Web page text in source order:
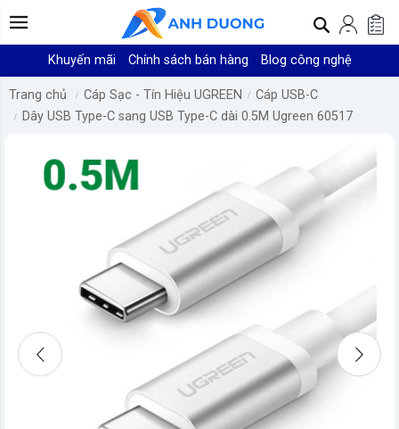
Khuyến mãi Chính sách bán hàng Blog công nghệ
Trang chủ Cáp Sạc - Tín Hiệu UGREEN
Cáp USB-C
Dây USB Type-C sang USB Type-C dài 0.5M Ugreen 60517